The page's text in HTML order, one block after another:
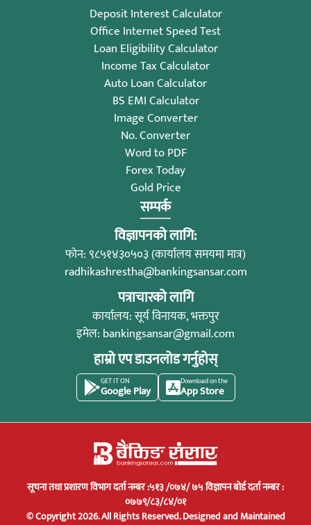
Deposit Interest Calculator
Office Internet Speed Test
Loan Eligibility Calculator
Income Tax Calculator
Auto Loan Calculator
BS EMI Calculator
Image Converter
No. Converter
Word to PDF
Forex Today
Gold Price
सम्पर्क
विज्ञापनको लागि:
फोन: ९८५१४३०५०३ (कार्यालय समयमा मात्र)
radhikashrestha@bankingsansar.com
पत्राचारको लागि
कार्यालय: सूर्य विनायक, भक्तपुर
इमेल: bankingsansar@gmail.com
हाम्रो एप डाउनलोड गर्नुहोस्
GET IT ON
Google Play
Download on the
App Store
सूचना तथा प्रशारण विभाग दर्ता नम्बर :५१३ /०७४/ ७५ विज्ञापन बोर्ड दर्ता नम्बर :
०७७९/८३/८४/०१
© Copyright 2026. All Rights Reserved.Designed and Maintained